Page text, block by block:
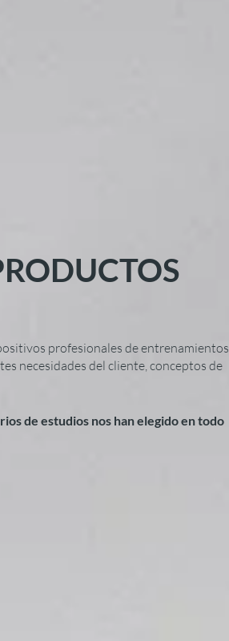
profesionales de entrenamientos
necesidades del cliente, conceptos de
de estudios nos han elegido en todo